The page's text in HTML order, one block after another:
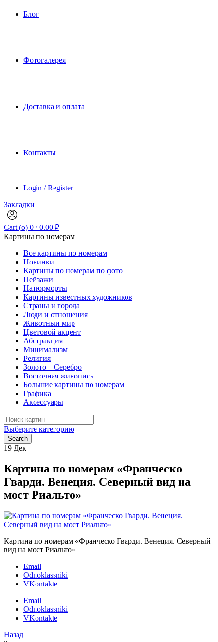
Блог
Фотогалерея
Доставка и оплата
Контакты
Login / Register
Закладки
Cart (o) 0 / 0.00 ₽
Картины по номерам
Все картины по номерам
Новинки
Картины по номерам по фото
Пейзажи
Натюрморты
Картины известных художников
Страны и города
Люди и отношения
Животный мир
Цветовой акцент
Абстракция
Минимализм
Религия
Золото – Серебро
Восточная живопись
Большие картины по номерам
Графика
Аксессуары
Search
for:
Выберите категорию
Search
19 Дек
Картина по номерам «Франческо
Гварди. Венеция. Северный вид на
мост Риальто»
Картина по номерам «Франческо Гварди. Венеция. Северный
вид на мост Риальто»
Email
Odnoklassniki
VKontakte
Email
Odnoklassniki
VKontakte
Назад